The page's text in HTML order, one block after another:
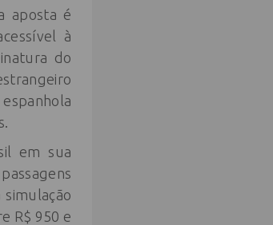
aposta é
à
do
em sua
R$ 950 e